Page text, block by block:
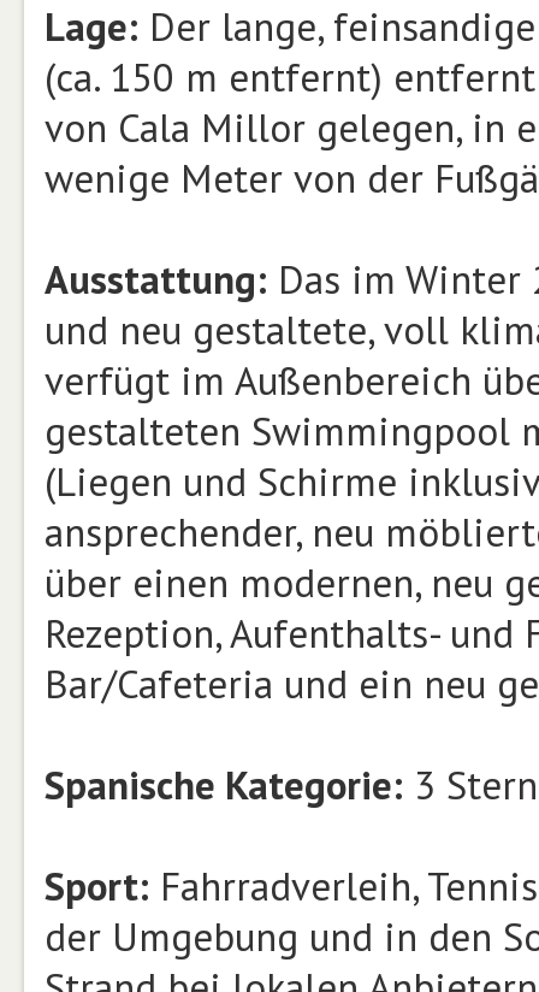
Lage: Der lange,
(ca. 150 m entfernt)
von Cala Millor gelegen, in
wenige Meter von der
Ausstattung: Das im
und neu gestaltete, voll
verfügt im Außenbereich
gestalteten Swimmingpool
(Liegen und Schirme
ansprechender, neu
über einen modernen, neu
Rezeption, Aufenthalts- und
Bar/Cafeteria und ein neu
Spanische Kategorie: 3
Sport: Fahrradverleih,
der Umgebung und in den